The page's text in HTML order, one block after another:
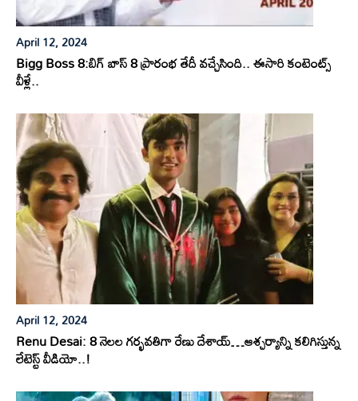
April 12, 2024
Bigg Boss 8:బిగ్ బాస్ 8 ప్రారంభ తేదీ వచ్చేసింది.. ఈసారి కంటెంట్స్
వీళ్లే..
April 12, 2024
Renu Desai: 8 నెలల గర్భవతిగా రేణు దేశాయ్…ఆశ్చర్యాన్ని కలిగిస్తున్న
లేటెస్ట్ వీడియో..!